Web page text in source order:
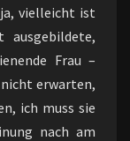
vielleicht ist
Frau –
nicht erwarten,
ich muss sie
nach am